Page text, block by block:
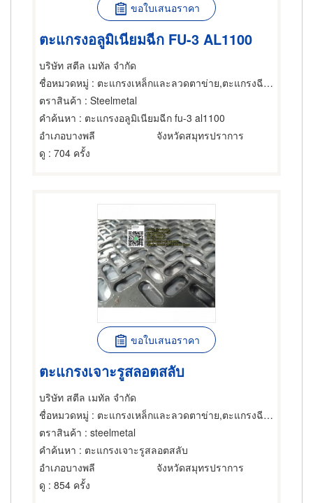
ขอใบเสนอราคา
ตะแกรงอลูมิเนียมฉีก FU-3 AL1100
บริษัท สตีล เมทัล จำกัด
ชื่อหมวดหมู่ : ตะแกรงเหล็กและลวดตาข่าย,ตะแกรงฉีกหรือตะแกรงยืด,ตะแกรงและอุปกรณ์สำหรับร่อน
ตราสินค้า : Steelmetal
คำค้นหา : ตะแกรงอลูมิเนียมฉีก fu-3 al1100
อำเภอบางพลี
จังหวัดสมุทรปราการ
ดู : 704 ครั้ง
ขอใบเสนอราคา
ตะแกรงเจาะรูสลอตสลับ
บริษัท สตีล เมทัล จำกัด
ชื่อหมวดหมู่ : ตะแกรงเหล็กและลวดตาข่าย,ตะแกรงฉีกหรือตะแกรงยืด,ตะแกรงและอุปกรณ์สำหรับร่อน
ตราสินค้า : steelmetal
คำค้นหา : ตะแกรงเจาะรูสลอตสลับ
อำเภอบางพลี
จังหวัดสมุทรปราการ
ดู : 854 ครั้ง